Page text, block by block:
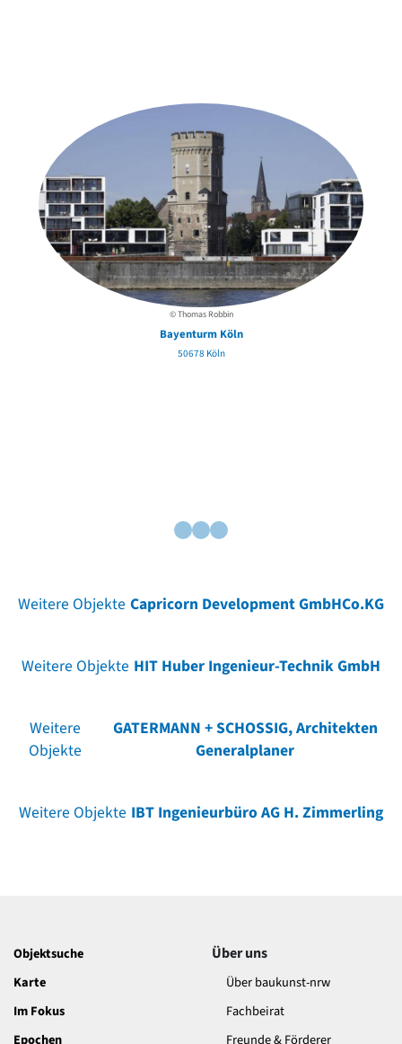
© Thomas Robbin
Bayenturm Köln
50678 Köln
Weitere Objekte Capricorn Development GmbHCo.KG
Weitere Objekte HIT Huber Ingenieur-Technik GmbH
Weitere
Objekte
GATERMANN + SCHOSSIG, Architekten
Generalplaner
Weitere Objekte IBT Ingenieurbüro AG H. Zimmerling
Objektsuche
Karte
Im Fokus
Epochen
Über uns
Über baukunst-nrw
Fachbeirat
Freunde & Förderer